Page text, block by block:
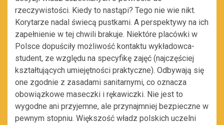
rzeczywistości. Kiedy to nastąpi? Tego nie wie nikt.
Korytarze nadal świecą pustkami. A perspektywy na ich
zapełnienie w tej chwili brakuje. Niektóre placówki w
Polsce dopuściły możliwość kontaktu wykładowca-
student, ze względu na specyfikę zajęć (najczęściej
kształtujących umiejętności praktyczne). Odbywają się
one zgodnie z zasadami sanitarnymi, co oznacza
obowiązkowe maseczki i rękawiczki. Nie jest to
wygodne ani przyjemne, ale przynajmniej bezpieczne w
pewnym stopniu. Większość władz polskich uczelni